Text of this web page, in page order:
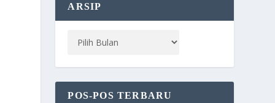
ARSIP
POS-POS TERBARU